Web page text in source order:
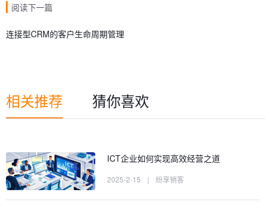
阅读下一篇
连接型CRM的客户生命周期管理
相关推荐 猜你喜欢
ICT企业如何实现高效经营之道
2025-2-15 | 纷享销客